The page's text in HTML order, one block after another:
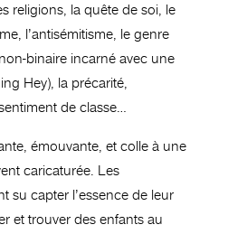
religions, la quête de soi, le
l’antisémitisme, le genre
binaire incarné avec une
Hey), la précarité,
de classe…
émouvante, et colle à une
caricaturée. Les
su capter l’essence de leur
et trouver des enfants au